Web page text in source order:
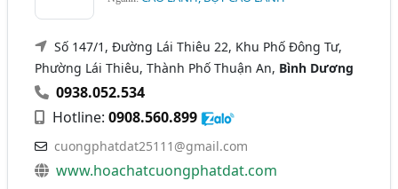
Số 147/1, Đường Lái Thiêu 22, Khu Phố Đông Tư,
Phường Lái Thiêu, Thành Phố Thuận An, Bình Dương
0938.052.534
Hotline:0908.560.899
cuongphatdat25111@gmail.com
www.hoachatcuongphatdat.com